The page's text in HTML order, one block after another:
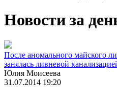
Новости за
После аномального майского
занялась ливневой
Юлия Моисеева
31.07.2014 19:20